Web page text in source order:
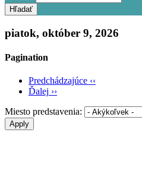
piatok, október 9, 2026
Pagination
Predchádzajúce ‹‹
Ďalej ››
Miesto predstavenia: